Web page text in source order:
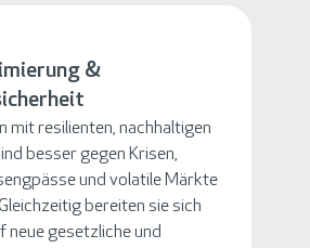
&
mit resilienten, nachhaltigen
besser gegen Krisen,
und volatile Märkte
bereiten sie sich
neue gesetzliche und